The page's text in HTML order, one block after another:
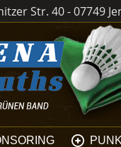
Str. 40 - 07749